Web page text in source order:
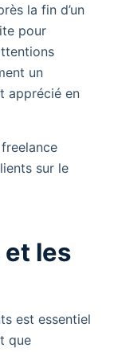
la fin d’un
pour
un
apprécié en
sur le
et les
est essentiel
que